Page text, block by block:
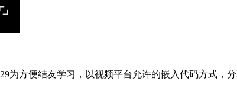
为方便结友学习，以视频平台允许的嵌入代码方式，